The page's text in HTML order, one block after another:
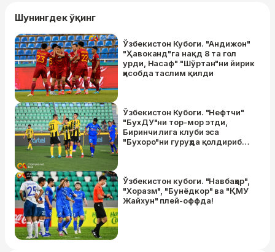
Шунингдек ўқинг
Ўзбекистон Кубоги. "Андижон"
"Ҳавоканд"га нақд 8 та гол
урди, Насаф" "Шўртан"ни йирик
ҳисобда таслим қилди
Ўзбекистон Кубоги. "Нефтчи"
"БухДУ"ни тор-мор этди,
Биринчи лига клуби эса
"Бухоро"ни гуруҳда қолдириб
Ўзбекистон кубоги. "Навбаҳор",
"Хоразм", "Бунёдкор" ва "ҚМУ
Жайхун" плей-оффда!